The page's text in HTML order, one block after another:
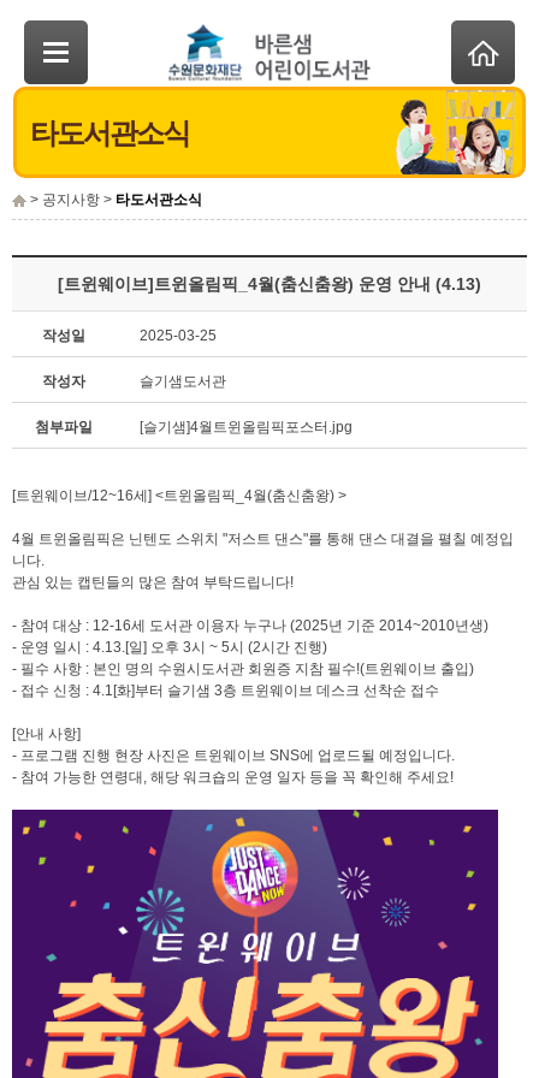
> 공지사항 > 타도서관소식
타도서관소식
[트윈웨이브]트윈올림픽_4월(춤신춤왕) 운영 안내 (4.13)
작성일 2025-03-25
작성자 슬기샘도서관
첨부파일 [슬기샘]4월트윈올림픽포스터.jpg
[트윈웨이브/12~16세] <트윈올림픽_4월(춤신춤왕) >
4월 트윈올림픽은 닌텐도 스위치 "저스트 댄스"를 통해 댄스 대결을 펼칠 예정입
니다.
관심 있는 캡틴들의 많은 참여 부탁드립니다!
- 참여 대상 : 12-16세 도서관 이용자 누구나 (2025년 기준 2014~2010년생)
- 운영 일시 : 4.13.[일] 오후 3시 ~ 5시 (2시간 진행)
- 필수 사항 : 본인 명의 수원시도서관 회원증 지참 필수!(트윈웨이브 출입)
- 접수 신청 : 4.1[화]부터 슬기샘 3층 트윈웨이브 데스크 선착순 접수
[안내 사항]
- 프로그램 진행 현장 사진은 트윈웨이브 SNS에 업로드될 예정입니다.
- 참여 가능한 연령대, 해당 워크숍의 운영 일자 등을 꼭 확인해 주세요!